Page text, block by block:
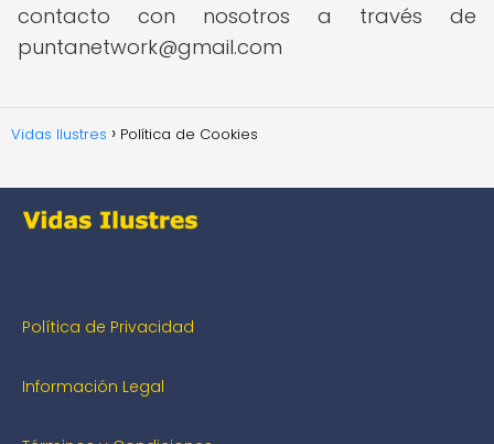
contacto con nosotros a través de
puntanetwork@gmail.com
Vidas Ilustres Política de Cookies
Política de Privacidad
Información Legal